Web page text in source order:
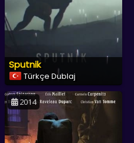
Sputnik
Türkçe Dublaj
2014